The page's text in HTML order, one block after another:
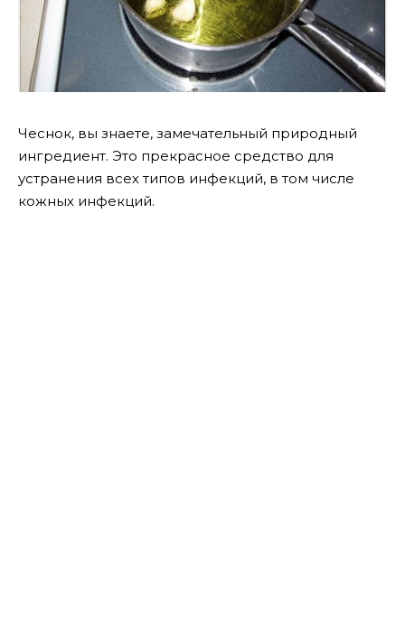
Чеснок, вы знаете, замечательный природный
ингредиент. Это прекрасное средство для
устранения всех типов инфекций, в том числе
кожных инфекций.